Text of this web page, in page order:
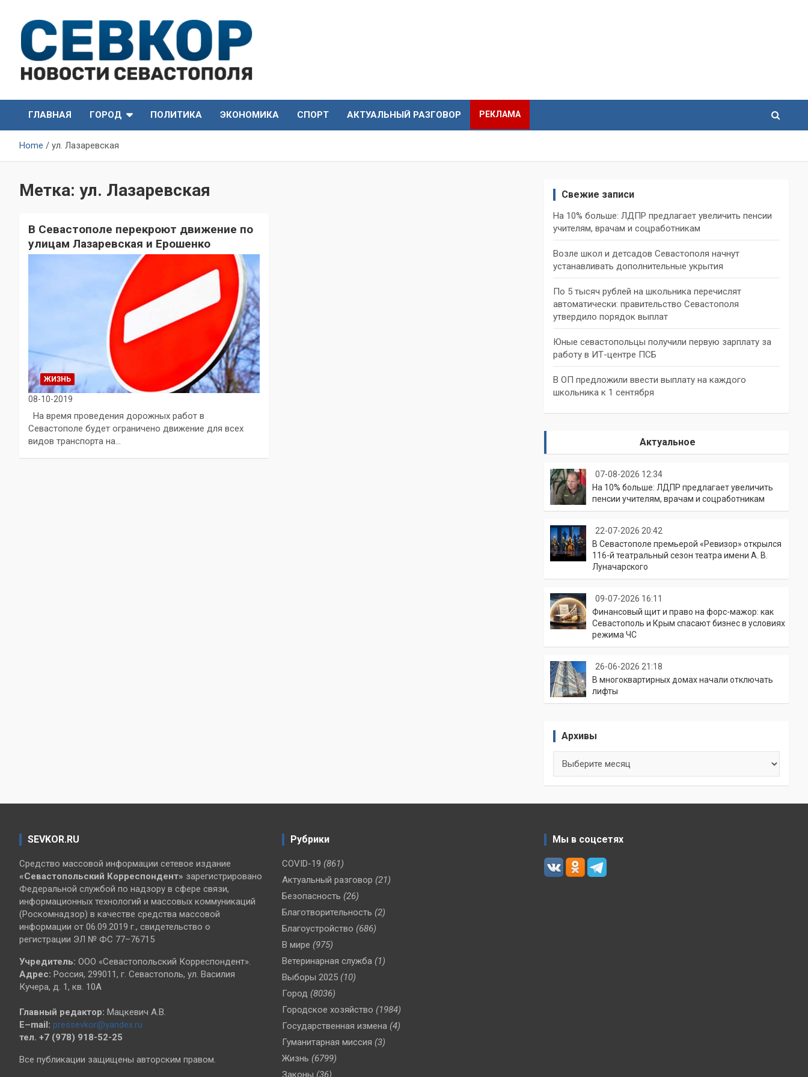
content
СевКор — Новости
Севастополя
Севастополя
ГЛАВНАЯ
ГОРОД ПОЛИТИКА ЭКОНОМИКА СПОРТ АКТУАЛЬНЫЙ РАЗГОВОР РЕКЛАМА
Home ул. Лазаревская
Метка: ул. Лазаревская
В Севастополе перекроют движение по
улицам Лазаревская и Ерошенко
ЖИЗНЬ
08-10-2019
На время проведения дорожных работ в
Севастополе будет ограничено движение для всех
видов транспорта на…
Свежие записи
На 10% больше: ЛДПР предлагает увеличить пенсии
учителям, врачам и соцработникам
Возле школ и детсадов Севастополя начнут
устанавливать дополнительные укрытия
По 5 тысяч рублей на школьника перечислят
автоматически: правительство Севастополя
утвердило порядок выплат
Юные севастопольцы получили первую зарплату за
работу в ИТ-центре ПСБ
В ОП предложили ввести выплату на каждого
школьника к 1 сентября
Актуальное
07-08-2026 12:34
На 10% больше: ЛДПР предлагает увеличить
пенсии учителям, врачам и соцработникам
22-07-2026 20:42
В Севастополе премьерой «Ревизор» открылся
116-й театральный сезон театра имени А. В.
Луначарского
09-07-2026 16:11
Финансовый щит и право на форс-мажор: как
Севастополь и Крым спасают бизнес в условиях
режима ЧС
26-06-2026 21:18
В многоквартирных домах начали отключать
лифты
Архивы
SEVKOR.RU
Средство массовой информации сетевое издание
«Севастопольский Корреспондент» зарегистрировано
Федеральной службой по надзору в сфере связи,
информационных технологий и массовых коммуникаций
(Роскомнадзор) в качестве средства массовой
информации от 06.09.2019 г., свидетельство о
регистрации ЭЛ № ФС 77–76715
Учредитель: ООО «Севастопольский Корреспондент».
Адрес: Россия, 299011, г. Севастополь, ул. Василия
Кучера, д. 1, кв. 10А
Главный редактор: Мацкевич А.В.
E–mail: pressevkor@yandex.ru
тел. +7 (978) 918-52-25
Все публикации защищены авторским правом.
Рубрики
COVID-19 (861)
Актуальный разговор (21)
Безопасность (26)
Благотворительность (2)
Благоустройство (686)
В мире (975)
Ветеринарная служба (1)
Выборы 2025 (10)
Город (8036)
Городское хозяйство (1984)
Государственная измена (4)
Гуманитарная миссия (3)
Жизнь (6799)
Законы (36)
Мы в соцсетях